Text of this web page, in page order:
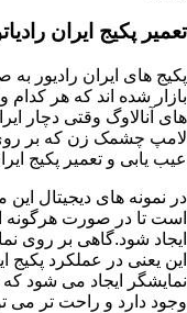
تعمیر پکیج ایران
پکیج های ایران رادیور
بازار شده اند که هر
های آنالاوگ وقتی دچار
لامپ چشمک زن که بر روی
عیب یابی و تعمیر پکیج
در نمونه های دیجیتال
است تا در صورت هرگونه
ایجاد شود.گاهی بر روی
این یعنی در عملکرد پکیج
نمایشگر ایجاد می شود
وجود دارد و راحت تر می